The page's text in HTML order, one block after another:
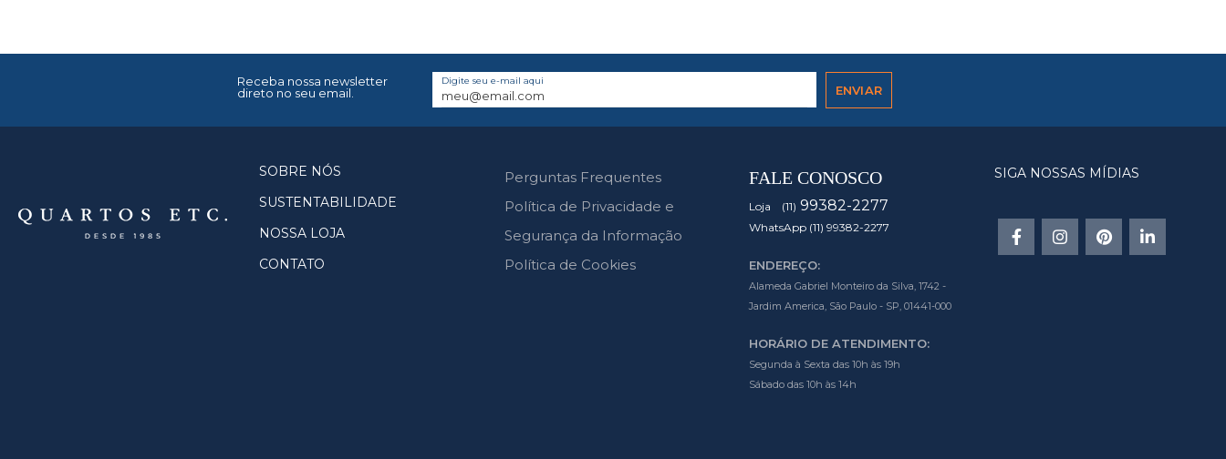
Receba nossa newsletter
direto no seu email.
Digite seu e-mail aqui
SOBRE NÓS
SUSTENTABILIDADE
NOSSA LOJA
CONTATO
Perguntas Frequentes
Política de Privacidade e
Segurança da Informação
Política de Cookies
FALE CONOSCO
Loja (11) 99382-2277
WhatsApp (11) 99382-2277
ENDEREÇO:
Alameda Gabriel Monteiro da Silva, 1742 -
Jardim America, São Paulo - SP, 01441-000
HORÁRIO DE ATENDIMENTO:
Segunda à Sexta das 10h às 19h
Sábado das 10h às 14h
SIGA NOSSAS MÍDIAS